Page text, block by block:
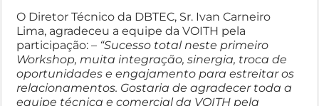
O Diretor Técnico da DBTEC, Sr. Ivan Carneiro
Lima, agradeceu a equipe da VOITH pela
participação: – “Sucesso total neste primeiro
Workshop, muita integração, sinergia, troca de
oportunidades e engajamento para estreitar os
relacionamentos. Gostaria de agradecer toda a
equipe técnica e comercial da VOITH pela